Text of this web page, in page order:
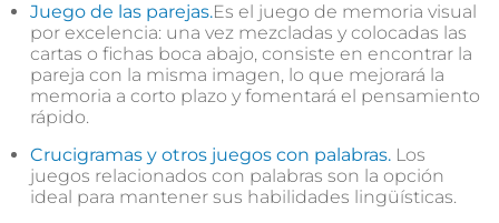
Juego de las parejas.Es el juego de memoria visual
por excelencia: una vez mezcladas y colocadas las
cartas o fichas boca abajo, consiste en encontrar la
pareja con la misma imagen, lo que mejorará la
memoria a corto plazo y fomentará el pensamiento
rápido.
Crucigramas y otros juegos con palabras. Los
juegos relacionados con palabras son la opción
ideal para mantener sus habilidades lingüísticas.